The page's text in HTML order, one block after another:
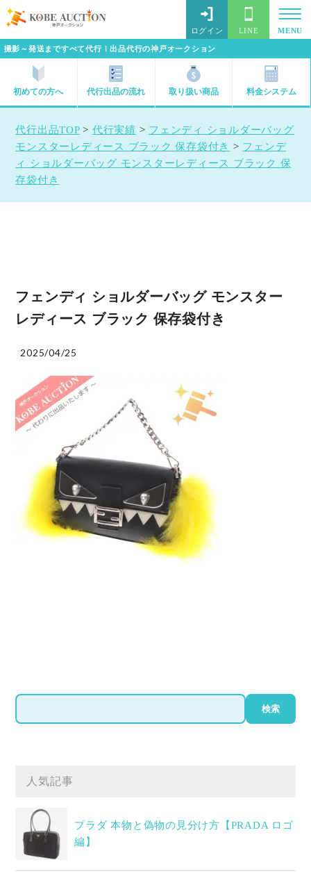
撮影～発送まですべて代行！出品代行の神戸オークション
ログイン LINE MENU
初めての方へ 代行出品の流れ 取り扱い商品 料金システム
代行出品TOP> 代行実績 > フェンディ ショルダーバッグ
モンスターレディース ブラック 保存袋付き > フェンデ
ィ ショルダーバッグ モンスターレディース ブラック 保
存袋付き
フェンディ ショルダーバッグ モンスター
レディース ブラック 保存袋付き
2025/04/25
検
索
検索
人気記事
プラダ 本物と偽物の見分け方【PRADA ロゴ
編】